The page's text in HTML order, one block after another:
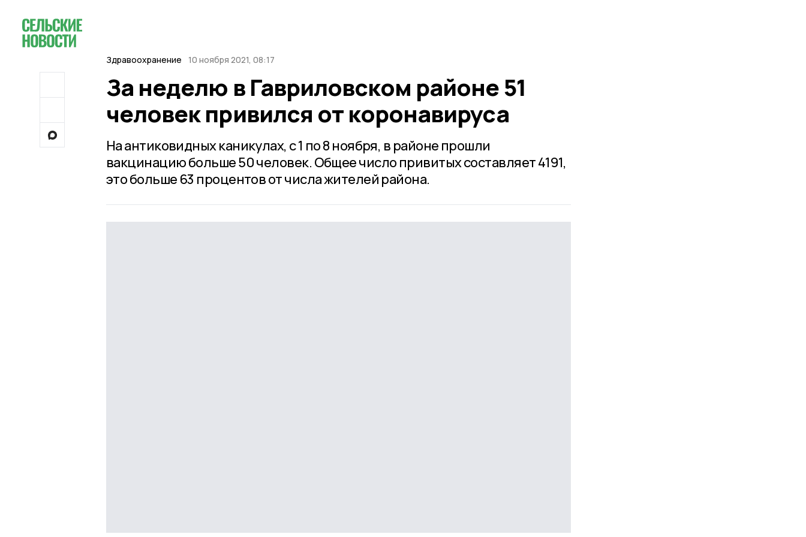
Здравоохранение 10 ноября 2021, 08:17
За неделю в Гавриловском районе 51
человек привился от коронавируса
На антиковидных каникулах, с 1 по 8 ноября, в районе прошли
вакцинацию больше 50 человек. Общее число привитых составляет 4191,
это больше 63 процентов от числа жителей района.